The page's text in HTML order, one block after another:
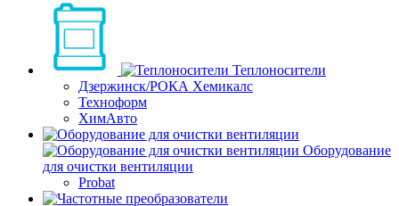
Теплоносители
Дзержинск/РОКА Хемикалс
Техноформ
ХимАвто
Оборудование
для очистки вентиляции
Probat